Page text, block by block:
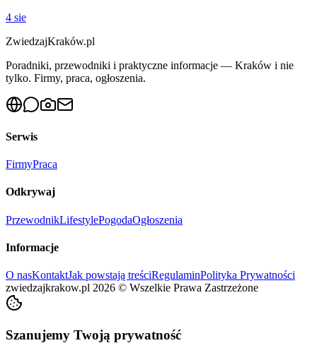
4 sie
ZwiedzajKraków.pl
Poradniki, przewodniki i praktyczne informacje — Kraków i nie
tylko. Firmy, praca, ogłoszenia.
Serwis
FirmyPraca
Odkrywaj
PrzewodnikLifestylePogodaOgłoszenia
Informacje
O nasKontaktJak powstają treściRegulaminPolityka Prywatności
zwiedzajkrakow.pl 2026 © Wszelkie Prawa Zastrzeżone
Szanujemy Twoją prywatność